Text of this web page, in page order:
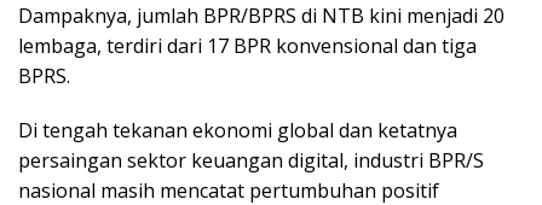
Dampaknya, jumlah BPR/BPRS di NTB kini menjadi 20
lembaga, terdiri dari 17 BPR konvensional dan tiga
BPRS.
Di tengah tekanan ekonomi global dan ketatnya
persaingan sektor keuangan digital, industri BPR/S
nasional masih mencatat pertumbuhan positif